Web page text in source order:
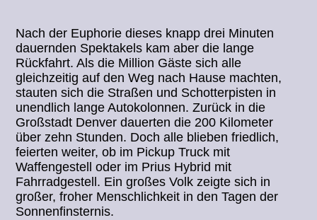
Nach der Euphorie dieses knapp drei Minuten
dauernden Spektakels kam aber die lange
Rückfahrt. Als die Million Gäste sich alle
gleichzeitig auf den Weg nach Hause machten,
stauten sich die Straßen und Schotterpisten in
unendlich lange Autokolonnen. Zurück in die
Großstadt Denver dauerten die 200 Kilometer
über zehn Stunden. Doch alle blieben friedlich,
feierten weiter, ob im Pickup Truck mit
Waffengestell oder im Prius Hybrid mit
Fahrradgestell. Ein großes Volk zeigte sich in
großer, froher Menschlichkeit in den Tagen der
Sonnenfinsternis.